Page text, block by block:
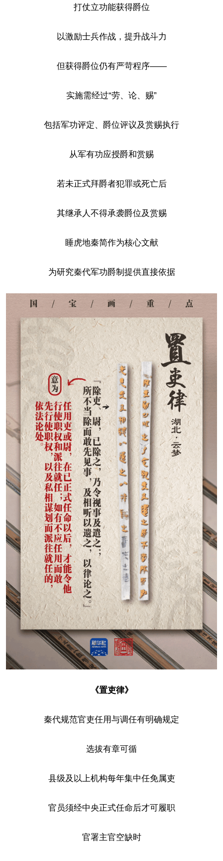
打仗立功能获得爵位
以激励士兵作战，提升战斗力
但获得爵位仍有严苛程序——
实施需经过“劳、论、赐”
包括军功评定、爵位评议及赏赐执行
从军有功应授爵和赏赐
若未正式拜爵者犯罪或死亡后
其继承人不得承袭爵位及赏赐
睡虎地秦简作为核心文献
为研究秦代军功爵制提供直接依据
《置吏律》
秦代规范官吏任用与调任有明确规定
选拔有章可循
县级及以上机构每年集中任免属吏
官员须经中央正式任命后才可履职
官署主官空缺时